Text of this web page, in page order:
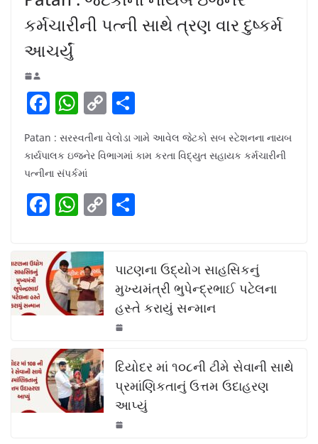
કર્મચારીની પત્ની સાથે ત્રણ વાર દુષ્કર્મ
આચર્યું
F
c
e
b
o
k
W
h
at
s
A
p
C
o
p
Li
n
h
ar
Patan : સરસ્વતીના વેલોડા ગામે આવેલ જેટકો સબ સ્ટેશનના નાયબ
કાર્યપાલક ઇજનેર વિભાગમાં કામ કરતા વિદ્યુત સહાયક કર્મચારીની
પત્નીના સંપર્કમાં
F
c
e
b
o
o
k
W
at
s
A
p
p
C
y
Li
n
k
e
પાટણના ઉદ્યોગ સાહસિકનું
મુખ્યમંત્રી ભુપેન્દ્રભાઈ પટેલના
હસ્તે કરાયું સન્માન
દિયોદર માં ૧૦૮ની ટીમે સેવાની સાથે
પ્રમાંણિકતાનું ઉત્તમ ઉદાહરણ
આપ્યું